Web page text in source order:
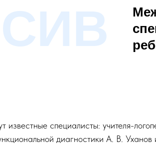
известные специалисты: учителя-
диагностики А. В.